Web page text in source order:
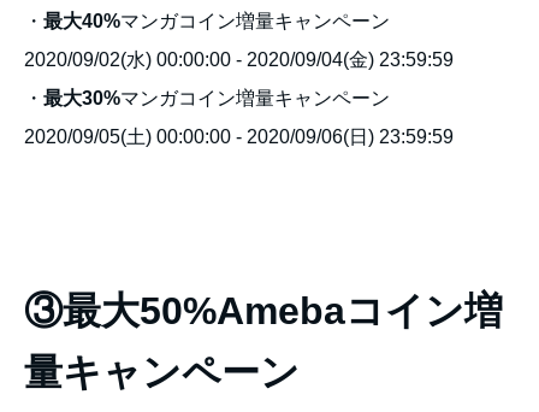
・ 最大40%マンガコイン増量キャンペーン
2020/09/02(水) 00:00:00 - 2020/09/04(金) 23:59:59
・ 最大30%マンガコイン増量キャンペーン
2020/09/05(土) 00:00:00 - 2020/09/06(日) 23:59:59
③最大50%Amebaコイン増
量キャンペーン